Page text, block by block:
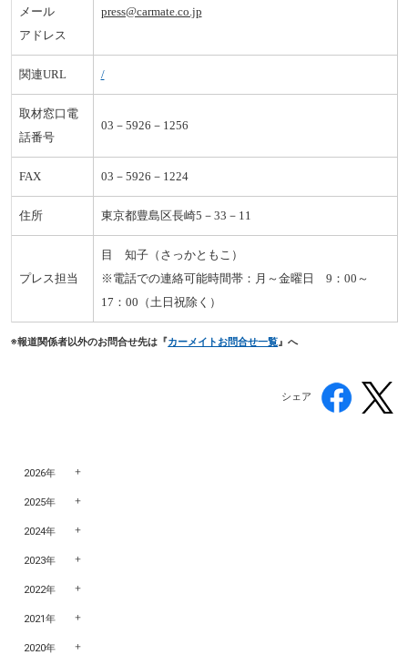
メール
アドレス
press@carmate.co.jp
関連URL /
取材窓口電
話番号
03－5926－1256
FAX 03－5926－1224
住所 東京都豊島区長崎5－33－11
プレス担当
目 知子（さっかともこ）
※電話での連絡可能時間帯：月～金曜日 9：00～
17：00（土日祝除く）
※報道関係者以外のお問合せ先は『カーメイトお問合せ一覧』へ
シェア
2026年
2025年
2024年
2023年
2022年
2021年
2020年